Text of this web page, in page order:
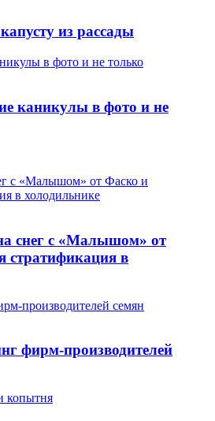
из рассады
в фото и не только
каникулы в фото и не
с «Малышом» от Фаско и
в холодильнике
снег с «Малышом» от
стратификация в
производителей семян
фирм-производителей
копытня